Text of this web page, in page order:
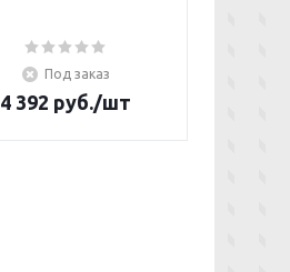
Под заказ
4 392 руб./шт